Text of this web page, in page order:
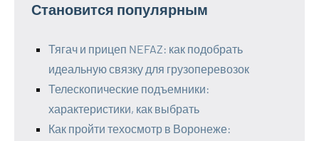
Становится популярным
Тягач и прицеп NEFAZ: как подобрать
идеальную связку для грузоперевозок
Телескопические подъемники:
характеристики, как выбрать
Как пройти техосмотр в Воронеже: